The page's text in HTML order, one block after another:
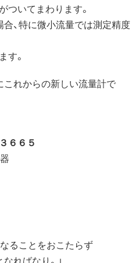
ついてまわります。
、特に微小流量では測定精度
す。
これからの新しい流量計で
６６５
ることをおこたらず
ればなり。」